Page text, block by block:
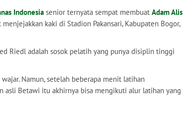
Indonesia senior ternyata sempat membuat Adam Alis
kaki di Stadion Pakansari, Kabupaten Bogor,
Riedl adalah sosok pelatih yang punya disiplin tinggi
Namun, setelah beberapa menit latihan
asli Betawi itu akhirnya bisa mengikuti alur latihan yang